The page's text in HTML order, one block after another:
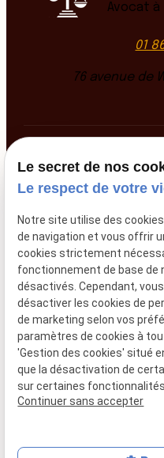
Avocat à
01
76 avenue de
44794507200018
Le secret de nos
Le respect de votre
Notre site utilise des
de navigation et vous offrir
cookies strictement
fonctionnement de base de
désactivés. Cependant,
désactiver les cookies de
de marketing selon vos
paramètres de cookies à
'Gestion des cookies' situé
que la désactivation de
sur certaines
Continuer sans accepter